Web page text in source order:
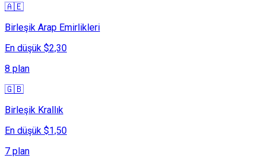
🇦🇪
Birleşik Arap Emirlikleri
En düşük $2,30
8 plan
🇬🇧
Birleşik Krallık
En düşük $1,50
7 plan